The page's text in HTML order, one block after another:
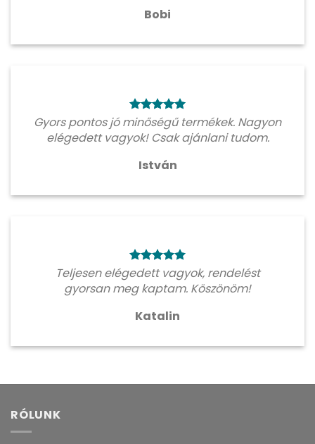
Bobi
Gyors pontos jó minőségű termékek. Nagyon
elégedett vagyok! Csak ajánlani tudom.
István
Teljesen elégedett vagyok, rendelést
gyorsan meg kaptam. Köszönöm!
Katalin
RÓLUNK